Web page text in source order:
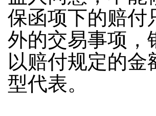
保函项下的赔付
外的交易事项，
以赔付规定的金
型代表。